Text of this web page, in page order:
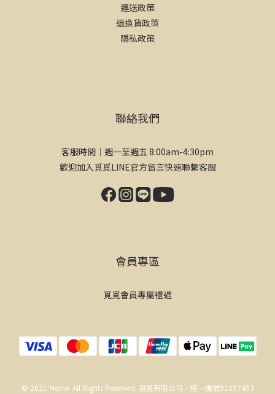
運送政策
退換貨政策
隱私政策
聯絡我們
客服時間｜週一至週五 8:00am-4:30pm
歡迎加入覓覓LINE官方留言快速聯繫客服
會員專區
覓覓會員專屬禮遇
© 2021 Meme. All Rights Reserved. 覓覓有限公司／統一編號91097453